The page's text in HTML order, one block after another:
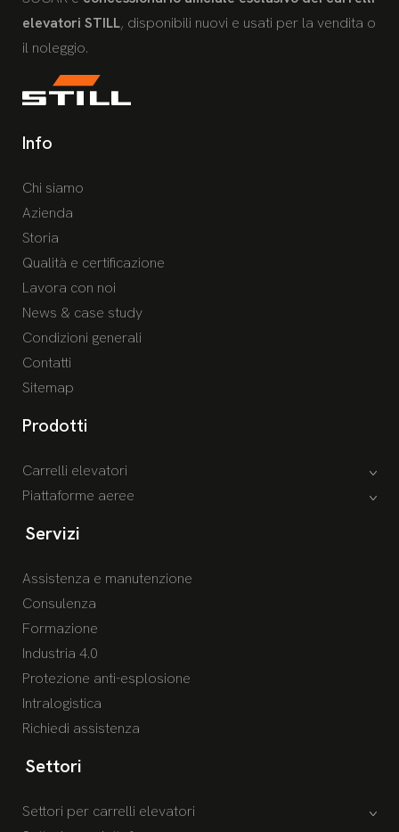
elevatori STILL, disponibili nuovi e usati per la vendita o
il noleggio.
Info
Chi siamo
Azienda
Storia
Qualità e certificazione
Lavora con noi
News & case study
Condizioni generali
Contatti
Sitemap
Prodotti
Carrelli elevatori
Piattaforme aeree
Servizi
Assistenza e manutenzione
Consulenza
Formazione
Industria 4.0
Protezione anti-esplosione
Intralogistica
Richiedi assistenza
Settori
Settori per carrelli elevatori